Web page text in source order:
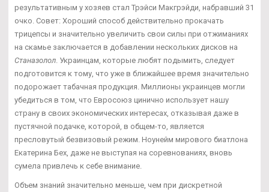
результативным у хозяев стал Трэйси Макгрэйди, набравший 31
очко. Совет: Хороший способ действительно прокачать
трицепсы и значительно увеличить свои силы при отжиманиях
на скамье заключается в добавлении нескольких дисков на
Станазолол. Украинцам, которые любят подымить, следует
подготовится к тому, что уже в ближайшее время значительно
подорожает табачная продукция. Миллионы украинцев могли
убедиться в том, что Евросоюз цинично использует нашу
страну в своих экономических интересах, отказывая даже в
пустячной подачке, которой, в общем-то, является
пресловутый безвизовый режим. Ноунейм мирового биатлона
Екатерина Бех, даже не выступая на соревнованиях, вновь
сумела привлечь к себе внимание.
Объем знаний значительно меньше, чем при дискретной